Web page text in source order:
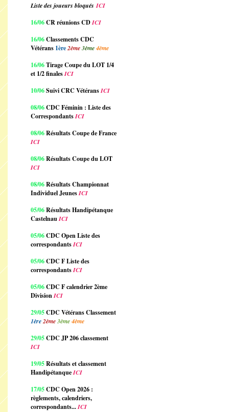
Liste des joueurs bloqués ICI
16/06CR réunions CDICI
16/06Classements CDC
Vétérans 1ère2ème3ème4ème
16/06Tirage Coupe du LOT 1/4
et 1/2 finalesICI
10/06Suivi CRC VétéransICI
08/06CDC Féminin : Liste des
CorrespondantsICI
08/06Résultats Coupe de France
ICI
08/06Résultats Coupe du LOT
ICI
08/06Résultats Championnat
Individuel JeunesICI
05/06Résultats Handipétanque
CastelnauICI
05/06CDC Open Liste des
correspondantsICI
05/06CDC F Liste des
correspondantsICI
05/06CDC F calendrier 2ème
DivisionICI
29/05CDC Vétérans Classement
1ère2ème3ème4ème
29/05CDC JP 206 classement
ICI
19/05Résultats et classement
HandipétanqueICI
17/05CDC Open 2026 :
règlements, calendriers,
correspondants...ICI